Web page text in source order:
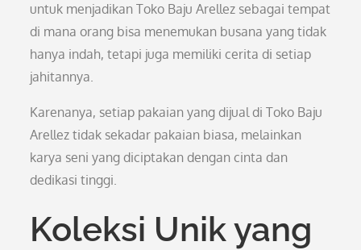
untuk menjadikan Toko Baju Arellez sebagai tempat
di mana orang bisa menemukan busana yang tidak
hanya indah, tetapi juga memiliki cerita di setiap
jahitannya.
Karenanya, setiap pakaian yang dijual di Toko Baju
Arellez tidak sekadar pakaian biasa, melainkan
karya seni yang diciptakan dengan cinta dan
dedikasi tinggi.
Koleksi Unik yang